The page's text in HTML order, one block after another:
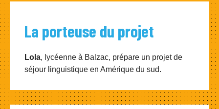
La porteuse du projet
Lola, lycéenne à Balzac, prépare un projet de
séjour linguistique en Amérique du sud.